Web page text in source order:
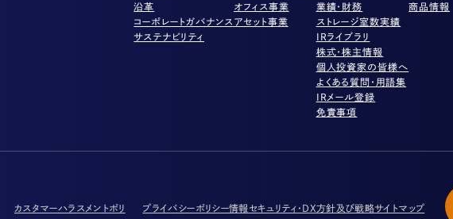
沿革
コーポレートガバナンス
サステナビリティ
オフィス事業
アセット事業
業績・財務
ストレージ室数実績
IRライブラリ
株式・株主情報
個人投資家の皆様へ
よくある質問・用語集
IRメール登録
免責事項
商品情報
カスタマーハラスメントポリ
プライバシーポリシー情報セキュリティ・DX方針及び戦略サイトマップ